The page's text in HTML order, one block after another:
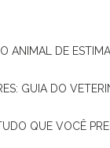
ANIMAL DE
GUIA DO
QUE VOCÊ